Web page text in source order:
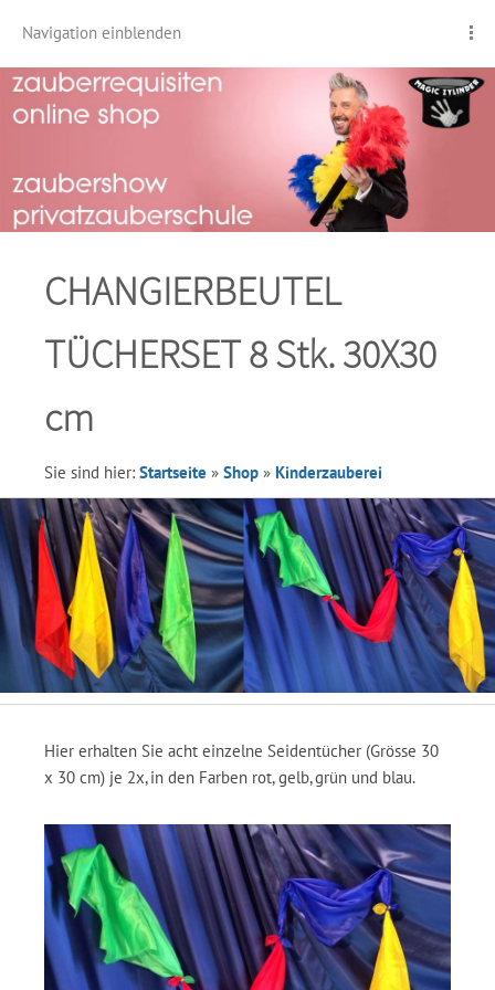
Navigation einblenden
CHANGIERBEUTEL
TÜCHERSET 8 Stk. 30X30
cm
Sie sind hier: Startseite » Shop » Kinderzauberei
Hier erhalten Sie acht einzelne Seidentücher (Grösse 30
x 30 cm) je 2x, in den Farben rot, gelb, grün und blau.